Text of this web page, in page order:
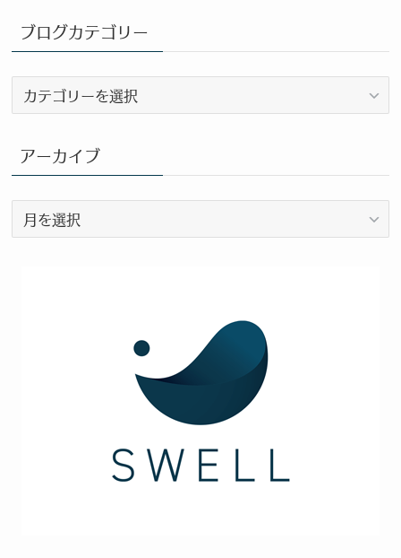
ブログカテゴリー
ロ
カ
テ
ゴ
リ
ー
アーカイブ
ー